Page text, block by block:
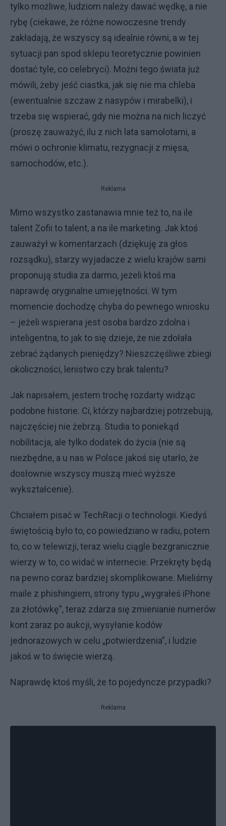
tylko możliwe, ludziom należy dawać wędkę, a nie
rybę (ciekawe, że różne nowoczesne trendy
zakładają, że wszyscy są idealnie równi, a w tej
sytuacji pan spod sklepu teoretycznie powinien
dostać tyle, co celebryci). Możni tego świata już
mówili, żeby jeść ciastka, jak się nie ma chleba
(ewentualnie szczaw z nasypów i mirabelki), i
trzeba się wspierać, gdy nie można na nich liczyć
(proszę zauważyć, ilu z nich lata samolotami, a
mówi o ochronie klimatu, rezygnacji z mięsa,
samochodów, etc.).
Reklama
Mimo wszystko zastanawia mnie też to, na ile
talent Zofii to talent, a na ile marketing. Jak ktoś
zauważył w komentarzach (dziękuję za głos
rozsądku), starzy wyjadacze z wielu krajów sami
proponują studia za darmo, jeżeli ktoś ma
naprawdę oryginalne umiejętności. W tym
momencie dochodzę chyba do pewnego wniosku
– jeżeli wspierana jest osoba bardzo zdolna i
inteligentna, to jak to się dzieje, że nie zdołała
zebrać żądanych pieniędzy? Nieszczęśliwe zbiegi
okoliczności, lenistwo czy brak talentu?
Jak napisałem, jestem trochę rozdarty widząc
podobne historie. Ci, którzy najbardziej potrzebują,
najczęściej nie żebrzą. Studia to poniekąd
nobilitacja, ale tylko dodatek do życia (nie są
niezbędne, a u nas w Polsce jakoś się utarło, że
dosłownie wszyscy muszą mieć wyższe
wykształcenie).
Chciałem pisać w TechRacji o technologii. Kiedyś
świętością było to, co powiedziano w radiu, potem
to, co w telewizji, teraz wielu ciągle bezgranicznie
wierzy w to, co widać w internecie. Przekręty będą
na pewno coraz bardziej skomplikowane. Mieliśmy
maile z phishingiem, strony typu „wygrałeś iPhone
za złotówkę”, teraz zdarza się zmienianie numerów
kont zaraz po aukcji, wysyłanie kodów
jednorazowych w celu „potwierdzenia”, i ludzie
jakoś w to święcie wierzą.
Naprawdę ktoś myśli, że to pojedyncze przypadki?
Reklama